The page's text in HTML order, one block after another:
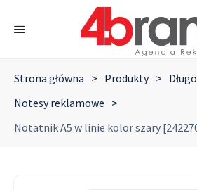
Strona główna > Produkty >
Notesy reklamowe >
Notatnik A5 w linie kolor szary